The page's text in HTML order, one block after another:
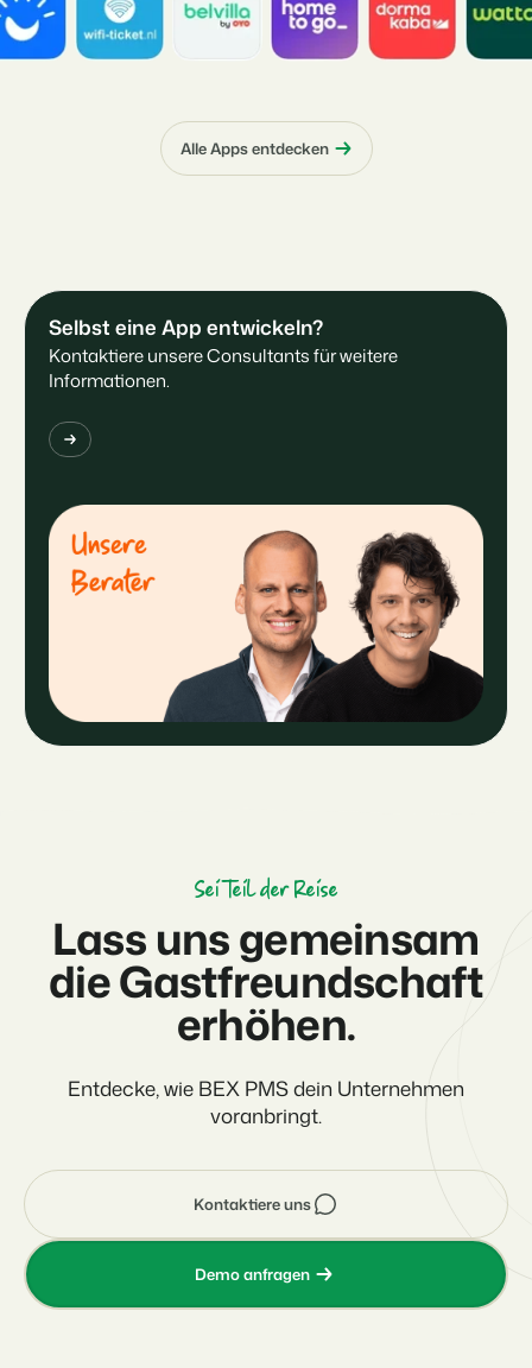
Alle Apps entdecken
Selbst eine App entwickeln?
Kontaktiere unsere Consultants für weitere
Informationen.
Sei Teil der Reise
Lass uns gemeinsam
die Gastfreundschaft
erhöhen.
Entdecke, wie BEX PMS dein Unternehmen
voranbringt.
Demo anfragen
Kontaktiere uns